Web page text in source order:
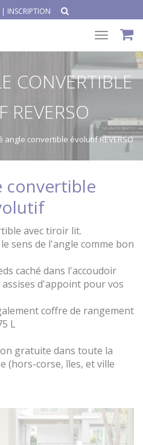
| INSCRIPTION
Toggle
CONVERTIBLE
REVERSO
angle convertible évolutif REVERSO
convertible
avec tiroir lit.
sens de l'angle comme bon
caché dans l'accoudoir
d'appoint pour vos
coffre de rangement
L
gratuite dans toute la
(hors-corse, îles, et ville